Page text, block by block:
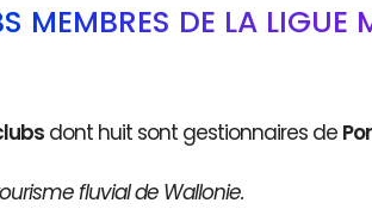
MEMBRES DE LA LIGUE
dont huit sont gestionnaires de
fluvial de Wallonie.